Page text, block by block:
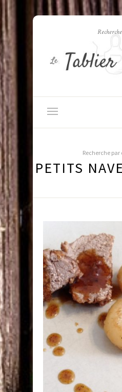
Recherche
PETITS